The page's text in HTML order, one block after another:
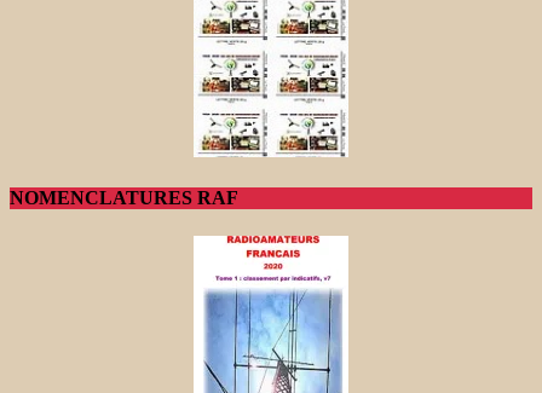
NOMENCLATURES RAF